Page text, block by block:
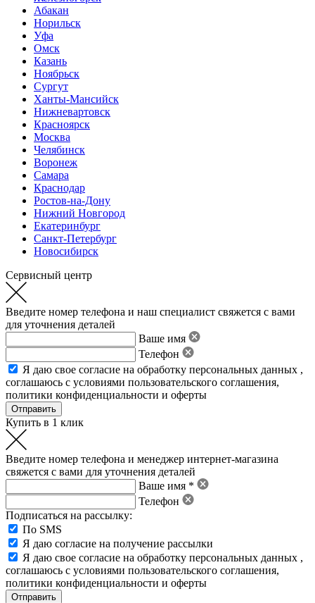
Абакан
Норильск
Уфа
Омск
Казань
Ноябрьск
Сургут
Ханты-Мансийск
Нижневартовск
Красноярск
Москва
Челябинск
Воронеж
Самара
Краснодар
Ростов-на-Дону
Нижний Новгород
Екатеринбург
Санкт-Петербург
Новосибирск
Сервисный центр
Введите номер телефона и наш специалист свяжется с вами
для уточнения деталей
Ваше имя
Телефон
Я даю свое согласие на обработку персональных данных ,
соглашаюсь с условиями пользовательского соглашения,
политики конфиденциальности и оферты
Купить в 1 клик
Введите номер телефона и менеджер интернет-магазина
свяжется с вами для уточнения деталей
Ваше имя *
Телефон
Подписаться на рассылку:
По SMS
Я даю согласие на получение рассылки
Я даю свое согласие на обработку персональных данных ,
соглашаюсь с условиями пользовательского соглашения,
политики конфиденциальности и оферты